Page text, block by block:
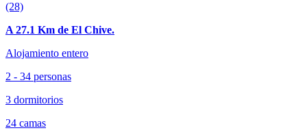
(28)
A 27.1 Km de El Chive.
Alojamiento entero
2 - 34 personas
3 dormitorios
24 camas